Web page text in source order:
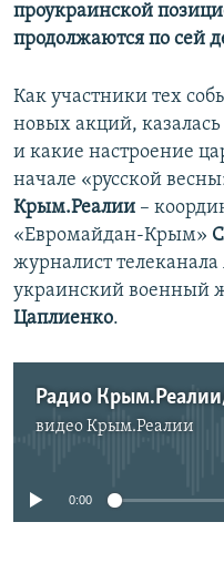
проукраинской
продолжаются по сей
Как участники тех
новых акций,
и какие настроение
начале «русской
Крым.Реалии –
«Евромайдан-Крым»
журналист телеканала
украинский военный
Цаплиенко.
видеоКрым.Реалии
0:00